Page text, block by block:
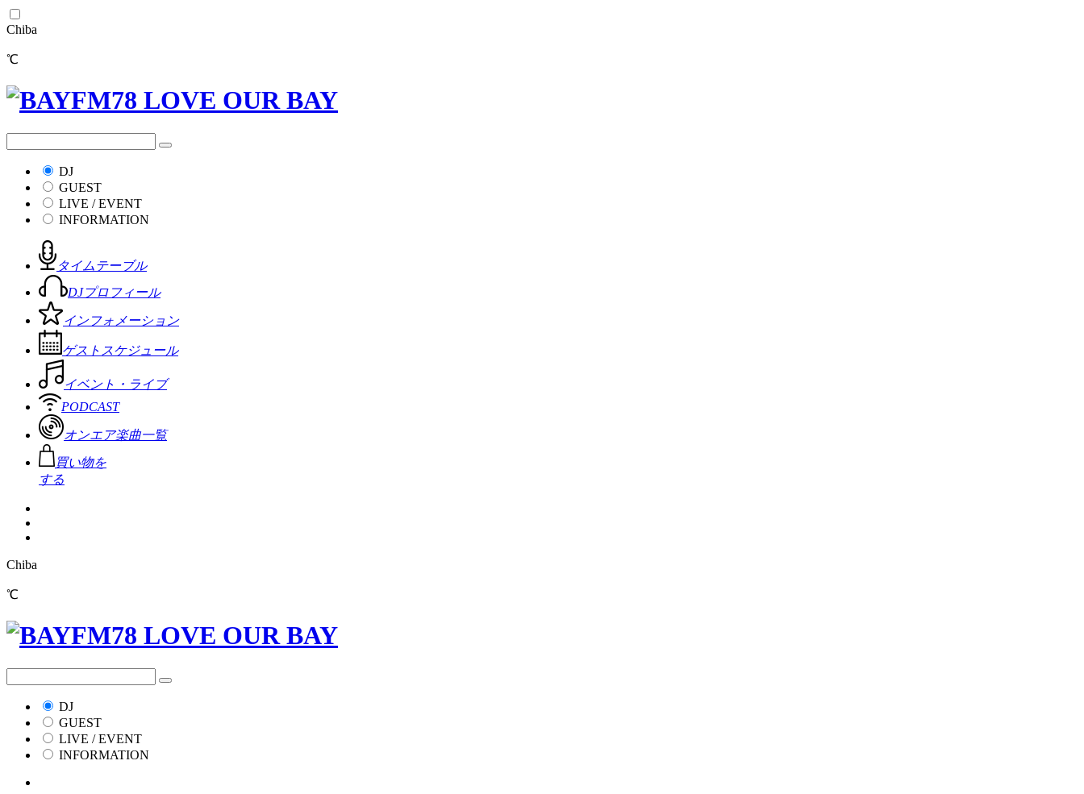
Chiba
℃
DJ
GUEST
LIVE / EVENT
INFORMATION
タイムテーブル
DJプロフィール
インフォメーション
ゲストスケジュール
イベント・ライブ
PODCAST
オンエア楽曲一覧
買い物を
する
Chiba
℃
DJ
GUEST
LIVE / EVENT
INFORMATION